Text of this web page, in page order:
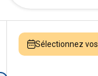
Sélectionnez vos